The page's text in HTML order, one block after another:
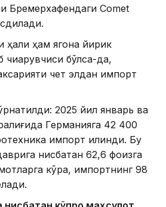
Бремерхафендаги Comet
ҳали ҳам ягона йирик
бўлса-да,
чет элдан импорт
2025 йил январь ва
Германияга 42 400
импорт қилинди. Бу
нисбатан 62,6 фоизга
кўра, импортнинг 98